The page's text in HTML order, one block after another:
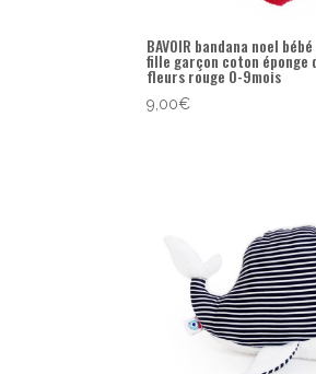
BAVOIR bandana noel
fille garçon coton éponge
fleurs rouge 0-9mois
9,00€